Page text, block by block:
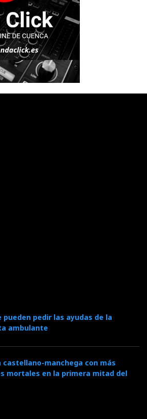
pedir las ayudas de la
ambulante
castellano-manchega con más
mortales en la primera mitad del